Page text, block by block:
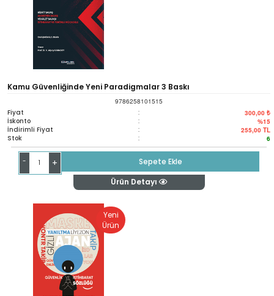
Kamu Güvenliğinde Yeni Paradigmalar 3 Baskı
9786258101515
Fiyat : 300,00 ₺
İskonto : %15
İndirimli Fiyat : 255,00 TL
Stok : 6
- +
Sepete Ekle
Ürün Detayı
Yeni
Ürün